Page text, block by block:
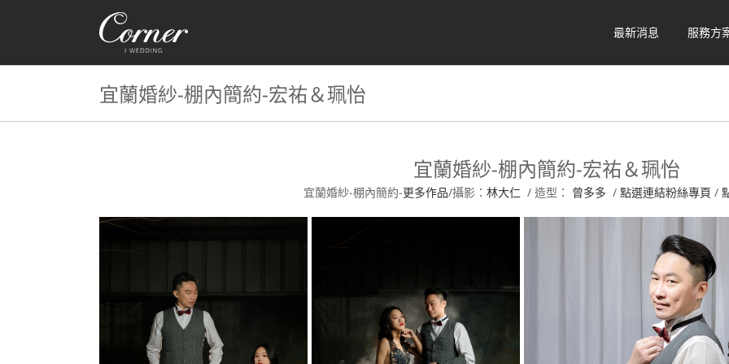
最新消息 服務方
宜蘭婚紗-棚內簡約-宏祐＆珮怡
宜蘭婚紗-棚內簡約-宏祐＆珮怡
宜蘭婚紗-棚內簡約-更多作品/攝影： 林大仁 / 造型： 曾多多 / 點選連結粉絲專頁 /